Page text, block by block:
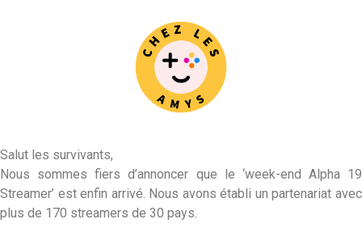
Salut les survivants,
Nous sommes fiers d’annoncer que le ‘week-end Alpha 19
Streamer’ est enfin arrivé. Nous avons établi un partenariat avec
plus de 170 streamers de 30 pays.